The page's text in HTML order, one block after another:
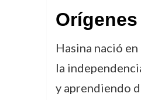
Hasina nació
la
y aprendiendo